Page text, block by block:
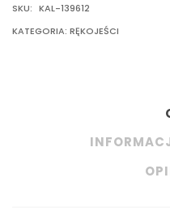
SKU: KAL-139612
KATEGORIA: RĘKOJEŚCI